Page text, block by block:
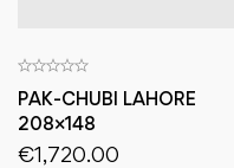
PAK-CHUBI LAHORE
208×148
€1,720.00